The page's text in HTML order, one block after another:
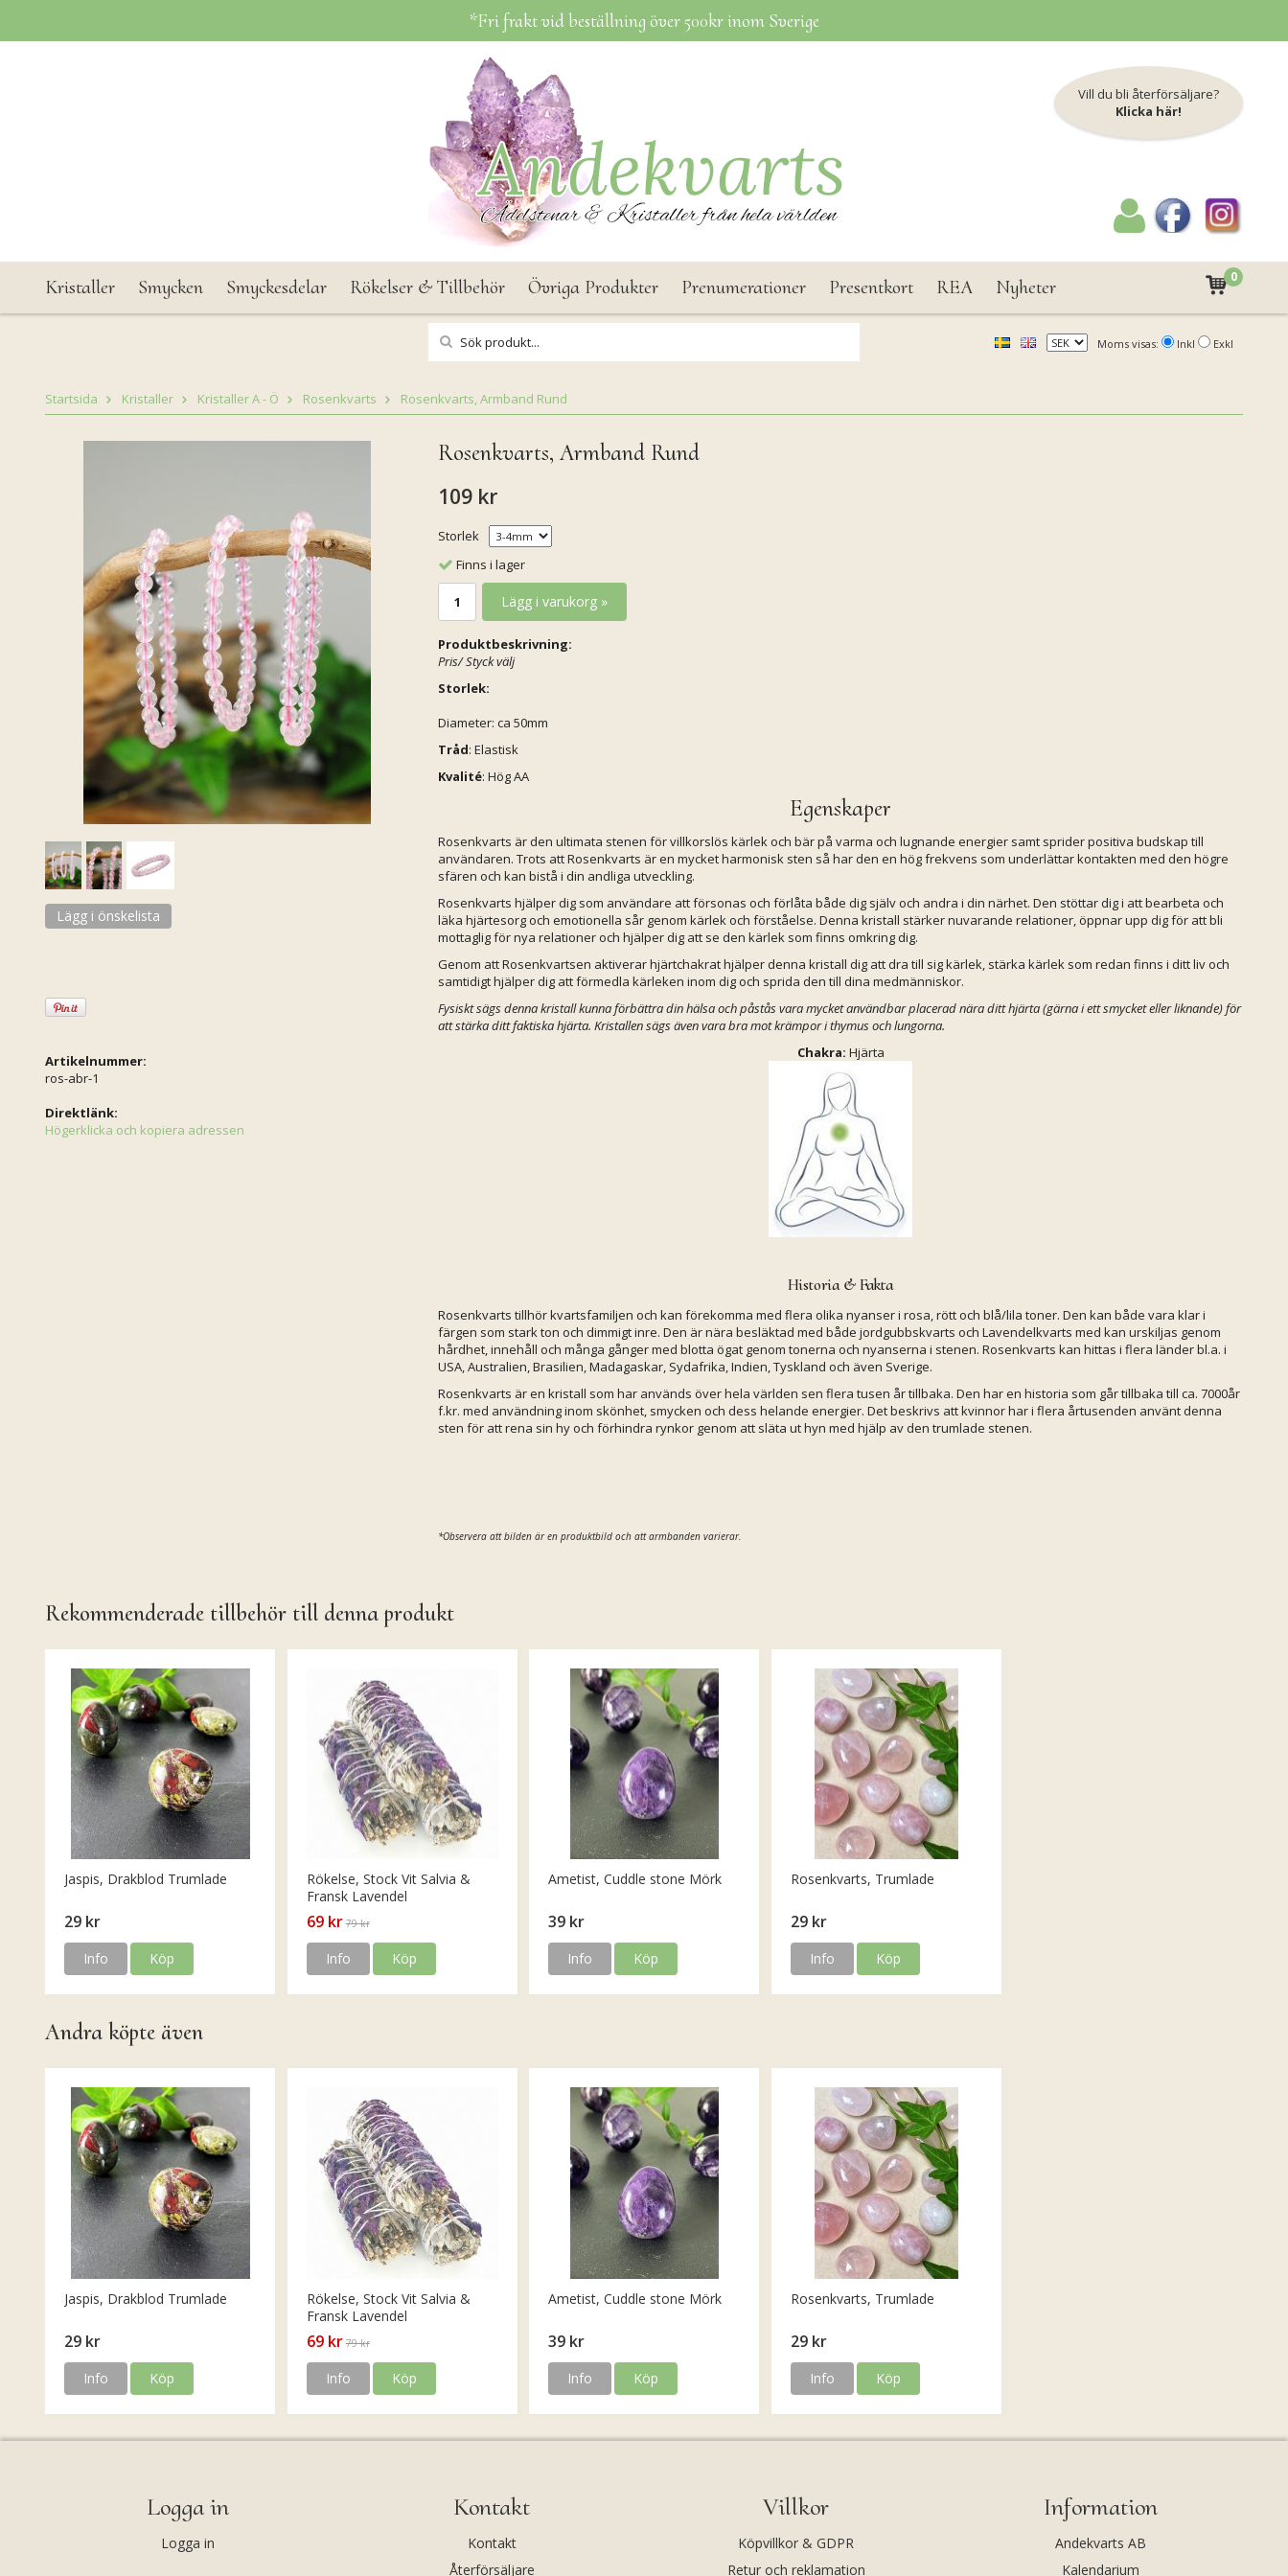
*Fri frakt vid beställning över 500kr inom Sverige
Vill du bli återförsäljare?
Klicka här!
Kristaller Smycken Smyckesdelar Rökelser & Tillbehör Övriga Produkter Prenumerationer Presentkort REA Nyheter 0
Moms visas: Inkl Exkl
Startsida Kristaller Kristaller A - Ö Rosenkvarts Rosenkvarts, Armband Rund
Lägg i önskelista
Artikelnummer:
ros-abr-1
Direktlänk:
Högerklicka och kopiera adressen
Rosenkvarts, Armband Rund
109 kr
Storlek
Finns i lager
Lägg i varukorg »
Produktbeskrivning:
Pris/ Styck välj
Storlek:
Diameter: ca 50mm
Tråd: Elastisk
Kvalité: Hög AA
Egenskaper
Rosenkvarts är den ultimata stenen för villkorslös kärlek och bär på varma och lugnande energier samt sprider positiva budskap till
användaren. Trots att Rosenkvarts är en mycket harmonisk sten så har den en hög frekvens som underlättar kontakten med den högre
sfären och kan bistå i din andliga utveckling.
Rosenkvarts hjälper dig som användare att försonas och förlåta både dig själv och andra i din närhet. Den stöttar dig i att bearbeta och
läka hjärtesorg och emotionella sår genom kärlek och förståelse. Denna kristall stärker nuvarande relationer, öppnar upp dig för att bli
mottaglig för nya relationer och hjälper dig att se den kärlek som finns omkring dig.
Genom att Rosenkvartsen aktiverar hjärtchakrat hjälper denna kristall dig att dra till sig kärlek, stärka kärlek som redan finns i ditt liv och
samtidigt hjälper dig att förmedla kärleken inom dig och sprida den till dina medmänniskor.
Fysiskt sägs denna kristall kunna förbättra din hälsa och påstås vara mycket användbar placerad nära ditt hjärta (gärna i ett smycket eller liknande) för
att stärka ditt faktiska hjärta. Kristallen sägs även vara bra mot krämpor i thymus och lungorna.
Chakra: Hjärta
Historia & Fakta
Rosenkvarts tillhör kvartsfamiljen och kan förekomma med flera olika nyanser i rosa, rött och blå/lila toner. Den kan både vara klar i
färgen som stark ton och dimmigt inre. Den är nära besläktad med både jordgubbskvarts och Lavendelkvarts med kan urskiljas genom
hårdhet, innehåll och många gånger med blotta ögat genom tonerna och nyanserna i stenen. Rosenkvarts kan hittas i flera länder bl.a. i
USA, Australien, Brasilien, Madagaskar, Sydafrika, Indien, Tyskland och även Sverige.
Rosenkvarts är en kristall som har används över hela världen sen flera tusen år tillbaka. Den har en historia som går tillbaka till ca. 7000år
f.kr. med användning inom skönhet, smycken och dess helande energier. Det beskrivs att kvinnor har i flera årtusenden använt denna
sten för att rena sin hy och förhindra rynkor genom att släta ut hyn med hjälp av den trumlade stenen.
*Observera att bilden är en produktbild och att armbanden varierar.
Rekommenderade tillbehör till denna produkt
Jaspis, Drakblod Trumlade
29 kr
Info Köp
Rökelse, Stock Vit Salvia &
Fransk Lavendel
69 kr 79 kr
Info Köp
Ametist, Cuddle stone Mörk
39 kr
Info Köp
Rosenkvarts, Trumlade
29 kr
Info Köp
Andra köpte även
Jaspis, Drakblod Trumlade
29 kr
Info Köp
Rökelse, Stock Vit Salvia &
Fransk Lavendel
69 kr 79 kr
Info Köp
Ametist, Cuddle stone Mörk
39 kr
Info Köp
Rosenkvarts, Trumlade
29 kr
Info Köp
Logga in
Logga in
Kontakt
Kontakt
Återförsäljare
Villkor
Köpvillkor & GDPR
Retur och reklamation
Information
Andekvarts AB
Kalendarium